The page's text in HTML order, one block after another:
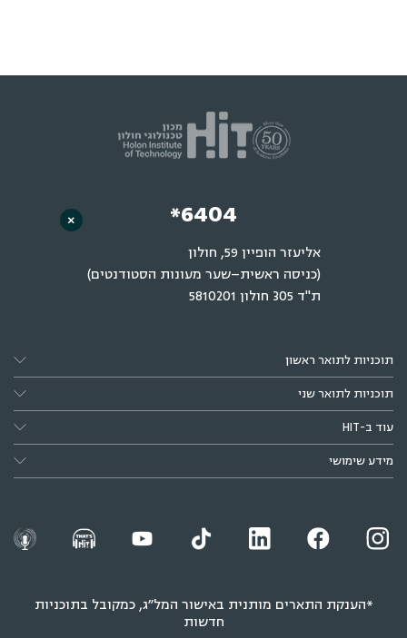
*6404
אליעזר הופיין 59, חולון
(כניסה ראשית–שער מעונות הסטודנטים)
ת"ד 305 חולון 5810201
תוכניות לתואר ראשון
תוכניות לתואר שני
עוד ב-HIT
מידע שימושי
*הענקת התארים מותנית באישור המל״ג, כמקובל בתוכניות
חדשות
×